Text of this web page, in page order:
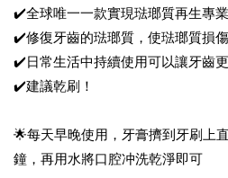
✔️全球唯一一款實現琺瑯質再生專
✔️修復牙齒的琺瑯質，使琺瑯質損
✔️日常生活中持續使用可以讓牙齒
✔️建議乾刷！
🌟每天早晚使用，牙膏擠到牙刷
鐘，再用水將口腔冲洗乾淨即可